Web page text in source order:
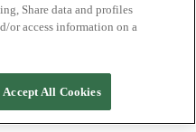
ve iyi
Share data and profiles
or access information on a
Accept All Cookies